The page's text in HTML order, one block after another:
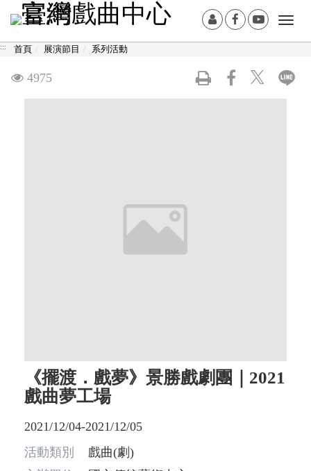
到
主
內
會
入
Facebook[另
視
窗]
窗]
::: 首頁 展演節目 系列活動
觀
4975
《擺渡．戲夢》景勝戲劇團｜2021
戲曲夢工場
2021/12/04-2021/12/05
活動類別
戲曲(劇)